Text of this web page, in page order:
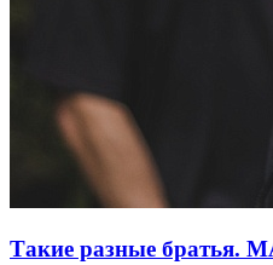
Такие разные